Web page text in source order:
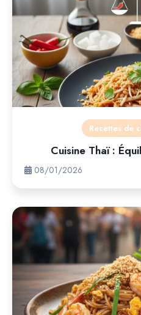
Recettes de
Cuisine Thaï :
08/01/2026